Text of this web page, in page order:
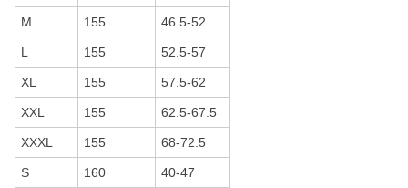
M 155 46.5-52
L 155 52.5-57
XL 155 57.5-62
XXL 155 62.5-67.5
XXXL 155 68-72.5
S 160 40-47